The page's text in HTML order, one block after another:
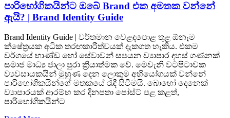
පාරිභෝගිකයින්ට ඔබේ Brand එක අමතක වන්නේ
ඇයි? | Brand Identity Guide
Brand Identity Guide | වර්තමාන වෙළඳපොළ තුළ ඕනෑම
ක්ෂේත්‍රයක අධික තරඟකාරීත්වයක් දැකගත හැකිය. එකම
වර්ගයේ භාණ්ඩ හෝ සේවාවන් සපයන ව්‍යාපාර දහස් ගණනක්
සමාජ මාධ්‍ය ජාලා පුරා ක්‍රියාත්මක වේ. මෙවැනි වටපිටාවක
ව්‍යවසායකයින් මුහුණ දෙන ලොකුම අභියෝගයක් වන්නේ
පාරිභෝගිකයින්ගේ මතකයේ රැඳී සිටීමයි. බොහෝ දෙනෙක්
ව්‍යාපාරයක් ආරම්භ කර දිනපතා පෝස්ට් පළ කළත්,
පාරිභෝගිකයින්ට